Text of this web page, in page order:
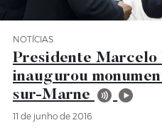
Categoria Notícias
NOTÍCIAS
Presidente Marcelo
inaugurou
sur-Marne
11 de junho de 2016